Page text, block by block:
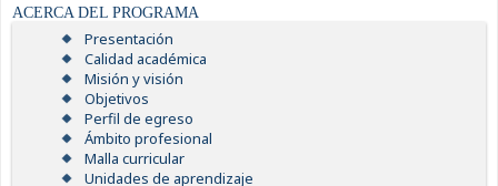
ACERCA DEL PROGRAMA
Presentación
Calidad académica
Misión y visión
Objetivos
Perfil de egreso
Ámbito profesional
Malla curricular
Unidades de aprendizaje